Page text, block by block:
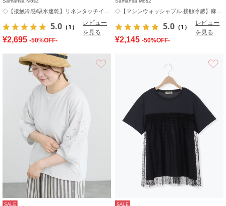
5.0 （1）
レビュー
を見る
¥2,695 -50%OFF-
5.0 （1）
レビュー
を見る
¥2,145 -50%OFF-
SALE SALE